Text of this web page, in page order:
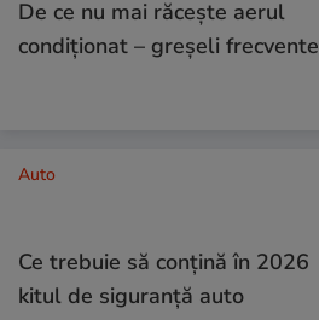
De ce nu mai răcește aerul
condiționat – greșeli frecvente
Auto
Ce trebuie să conţină în 2026
kitul de siguranţă auto